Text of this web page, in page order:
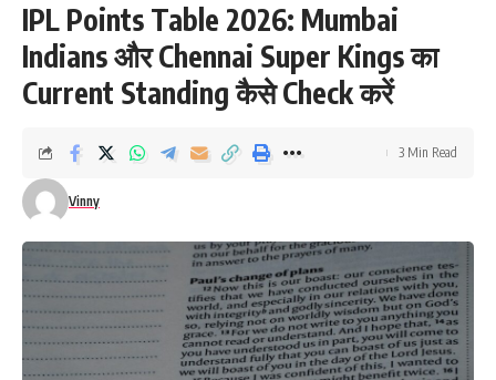
IPL Points Table 2026: Mumbai
Indians और Chennai Super Kings का
Current Standing कैसे Check करें
Vinny
3 Min Read